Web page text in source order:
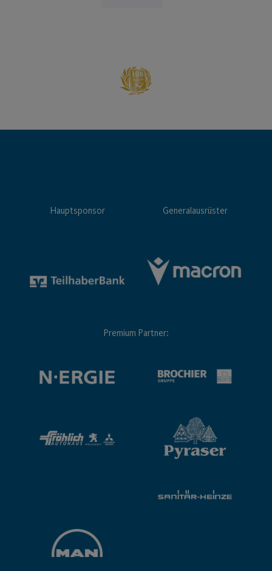
Hauptsponsor Generalausrüster
Premium Partner: